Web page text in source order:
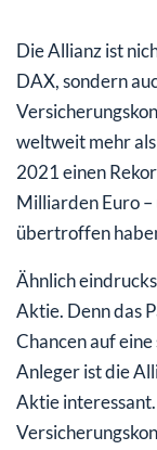
Allianz-Aktie
Die Allianz ist
DAX, sondern
weltweit mehr
2021 einen
Milliarden Euro
übertroffen
Ähnlich
Aktie. Denn das
Chancen auf
Anleger ist die
Aktie